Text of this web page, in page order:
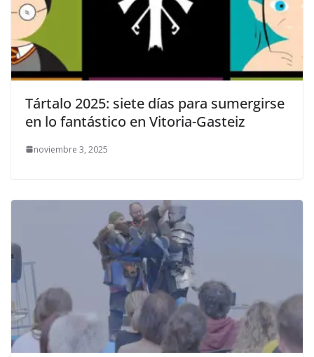
Tártalo 2025: siete días para sumergirse
en lo fantástico en Vitoria-Gasteiz
noviembre 3, 2025